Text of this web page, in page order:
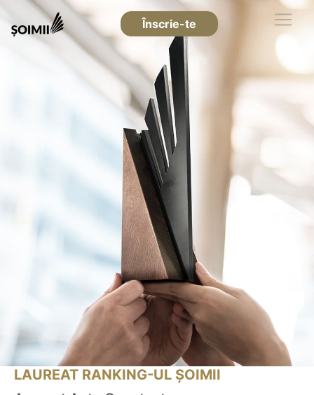
Înscrie-te
LAUREAT RANKING-UL ȘOIMII